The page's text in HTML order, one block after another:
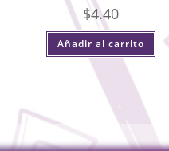
$4.40
Añadir al carrito